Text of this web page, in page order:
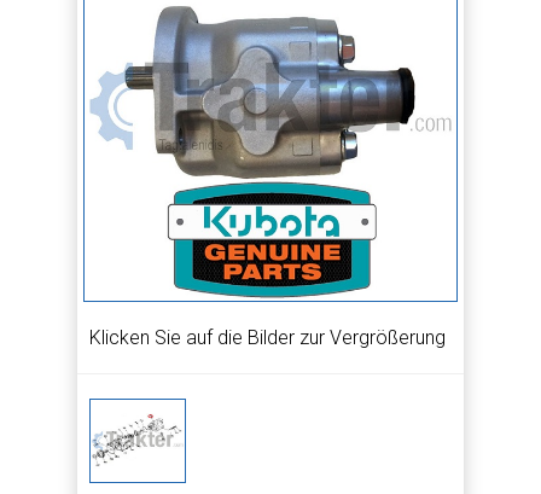
Klicken Sie auf die Bilder zur Vergrößerung